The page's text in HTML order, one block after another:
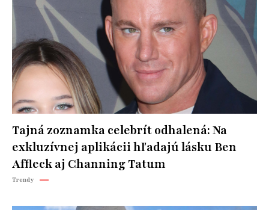
Tajná zoznamka celebrít odhalená: Na
exkluzívnej aplikácii hľadajú lásku Ben
Affleck aj Channing Tatum
Trendy